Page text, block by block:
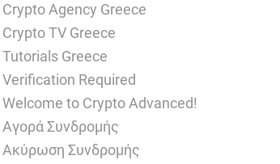
Crypto Agency Greece
Crypto TV Greece
Tutorials Greece
Verification Required
Welcome to Crypto Advanced!
Αγορά Συνδρομής
Ακύρωση Συνδρομής